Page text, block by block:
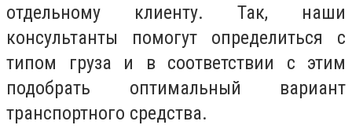
отдельному клиенту. Так, наши
консультанты помогут определиться с
типом груза и в соответствии с этим
подобрать оптимальный вариант
транспортного средства.